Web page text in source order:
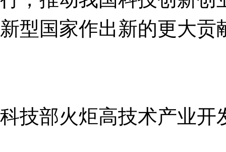
新型国家作出新的更大贡
科技部火炬高技术产业开